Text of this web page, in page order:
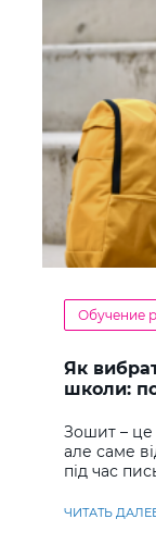
Обучение
Як
школи:
Зошит – це
але саме
під час
ЧИТАТЬ